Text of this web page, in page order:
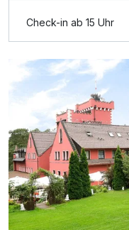
Ausstattung
Zusatznächte
Check-in ab 15 Uhr